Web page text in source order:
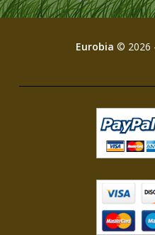
Eurobia © 2026